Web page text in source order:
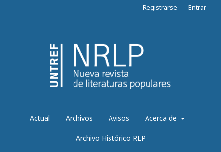
Actual Archivos Avisos Acerca de
Archivo Histórico RLP
Registrarse Entrar